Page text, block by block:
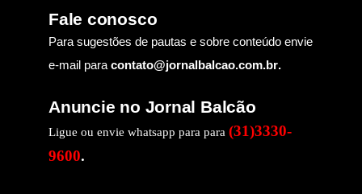
Fale conosco
Para sugestões de pautas e sobre conteúdo envie
e-mail para contato@jornalbalcao.com.br.
Anuncie no Jornal Balcão
Ligue ou envie whatsapp para para (31)3330-
9600.